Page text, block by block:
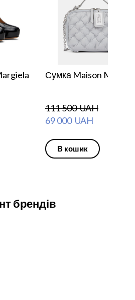
Сумка Maison
111 500  UAH
69 000  UAH
В кошик
брендів